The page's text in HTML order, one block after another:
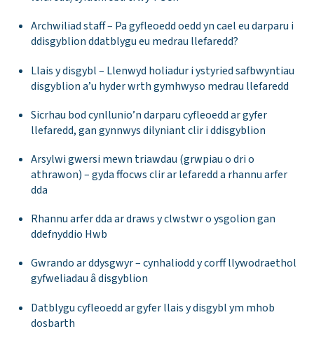
Archwiliad staff – Pa gyfleoedd oedd yn cael eu darparu i
ddisgyblion ddatblygu eu medrau llefaredd?
Llais y disgybl – Llenwyd holiadur i ystyried safbwyntiau
disgyblion a’u hyder wrth gymhwyso medrau llefaredd
Sicrhau bod cynllunio’n darparu cyfleoedd ar gyfer
llefaredd, gan gynnwys dilyniant clir i ddisgyblion
Arsylwi gwersi mewn triawdau (grwpiau o dri o
athrawon) – gyda ffocws clir ar lefaredd a rhannu arfer
dda
Rhannu arfer dda ar draws y clwstwr o ysgolion gan
ddefnyddio Hwb
Gwrando ar ddysgwyr – cynhaliodd y corff llywodraethol
gyfweliadau â disgyblion
Datblygu cyfleoedd ar gyfer llais y disgybl ym mhob
dosbarth